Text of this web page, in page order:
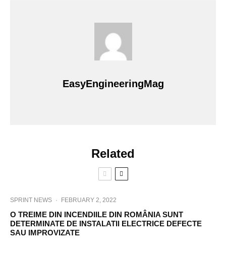
EasyEngineeringMag
Related
SPRINT NEWS · FEBRUARY 2, 2022
O TREIME DIN INCENDIILE DIN ROMÂNIA SUNT
DETERMINATE DE INSTALATII ELECTRICE DEFECTE
SAU IMPROVIZATE